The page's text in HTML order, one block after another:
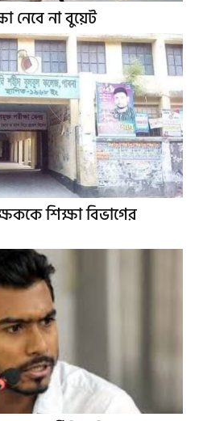
নেবে না বুয়েট
শিক্ষা বিভাগের